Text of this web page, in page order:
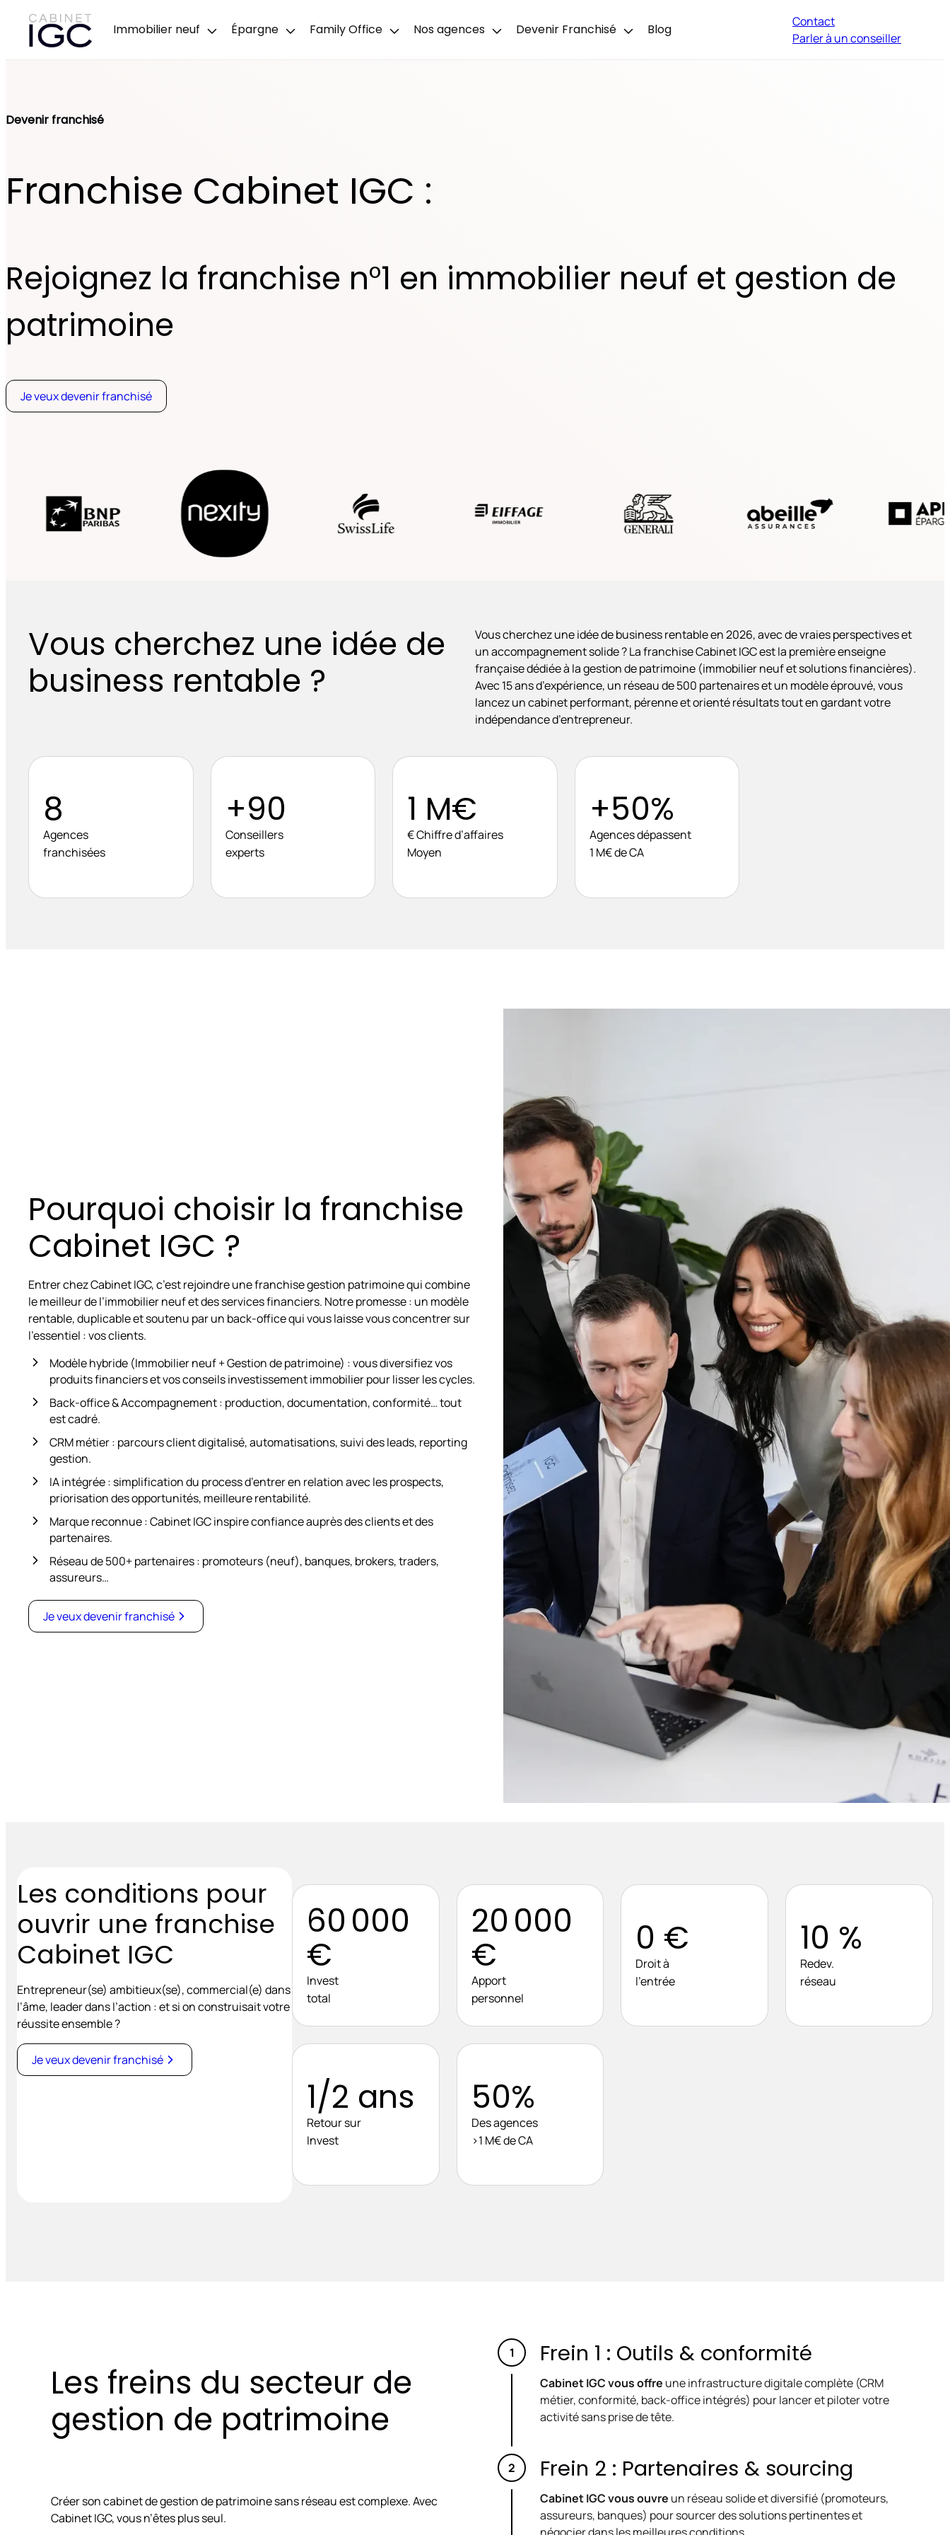
Immobilier neuf Épargne Family Office Nos agences Devenir Franchisé Blog
Contact
Parler à un conseiller
Devenir franchisé
Franchise Cabinet IGC :
Rejoignez la franchise n°1 en immobilier neuf et gestion de
patrimoine
Je veux devenir franchisé
Vous cherchez une idée de
business rentable ?
Vous cherchez une idée de business rentable en 2026, avec de vraies perspectives et
un accompagnement solide ? La franchise Cabinet IGC est la première enseigne
française dédiée à la gestion de patrimoine (immobilier neuf et solutions financières).
Avec 15 ans d’expérience, un réseau de 500 partenaires et un modèle éprouvé, vous
lancez un cabinet performant, pérenne et orienté résultats tout en gardant votre
indépendance d’entrepreneur.
8
Agences
franchisées
+90
Conseillers
experts
1 M€
€ Chiffre d’affaires
Moyen
+50%
Agences dépassent
1 M€ de CA
Pourquoi choisir la franchise
Cabinet IGC ?
Entrer chez Cabinet IGC, c’est rejoindre une franchise gestion patrimoine qui combine
le meilleur de l’immobilier neuf et des services financiers. Notre promesse : un modèle
rentable, duplicable et soutenu par un back-office qui vous laisse vous concentrer sur
l’essentiel : vos clients.
Modèle hybride (Immobilier neuf + Gestion de patrimoine) : vous diversifiez vos
produits financiers et vos conseils investissement immobilier pour lisser les cycles.
Back-office & Accompagnement : production, documentation, conformité… tout
est cadré.
CRM métier : parcours client digitalisé, automatisations, suivi des leads, reporting
gestion.
IA intégrée : simplification du process d’entrer en relation avec les prospects,
priorisation des opportunités, meilleure rentabilité.
Marque reconnue : Cabinet IGC inspire confiance auprès des clients et des
partenaires.
Réseau de 500+ partenaires : promoteurs (neuf), banques, brokers, traders,
assureurs…
Je veux devenir franchisé
Les conditions pour
ouvrir une franchise
Cabinet IGC
Entrepreneur(se) ambitieux(se), commercial(e) dans
l’âme, leader dans l’action : et si on construisait votre
réussite ensemble ?
Je veux devenir franchisé
60 000
€
Invest
total
20 000
€
Apport
personnel
0 €
Droit à
l’entrée
10 %
Redev.
réseau
1/2 ans
Retour sur
Invest
50%
Des agences
>1 M€ de CA
Les freins du secteur de
gestion de patrimoine
Créer son cabinet de gestion de patrimoine sans réseau est complexe. Avec
Cabinet IGC, vous n’êtes plus seul.
Frein 1 : Outils & conformité
Cabinet IGC vous offre une infrastructure digitale complète (CRM
métier, conformité, back-office intégrés) pour lancer et piloter votre
activité sans prise de tête.
Frein 2 : Partenaires & sourcing
Cabinet IGC vous ouvre un réseau solide et diversifié (promoteurs,
assureurs, banques) pour sourcer des solutions pertinentes et